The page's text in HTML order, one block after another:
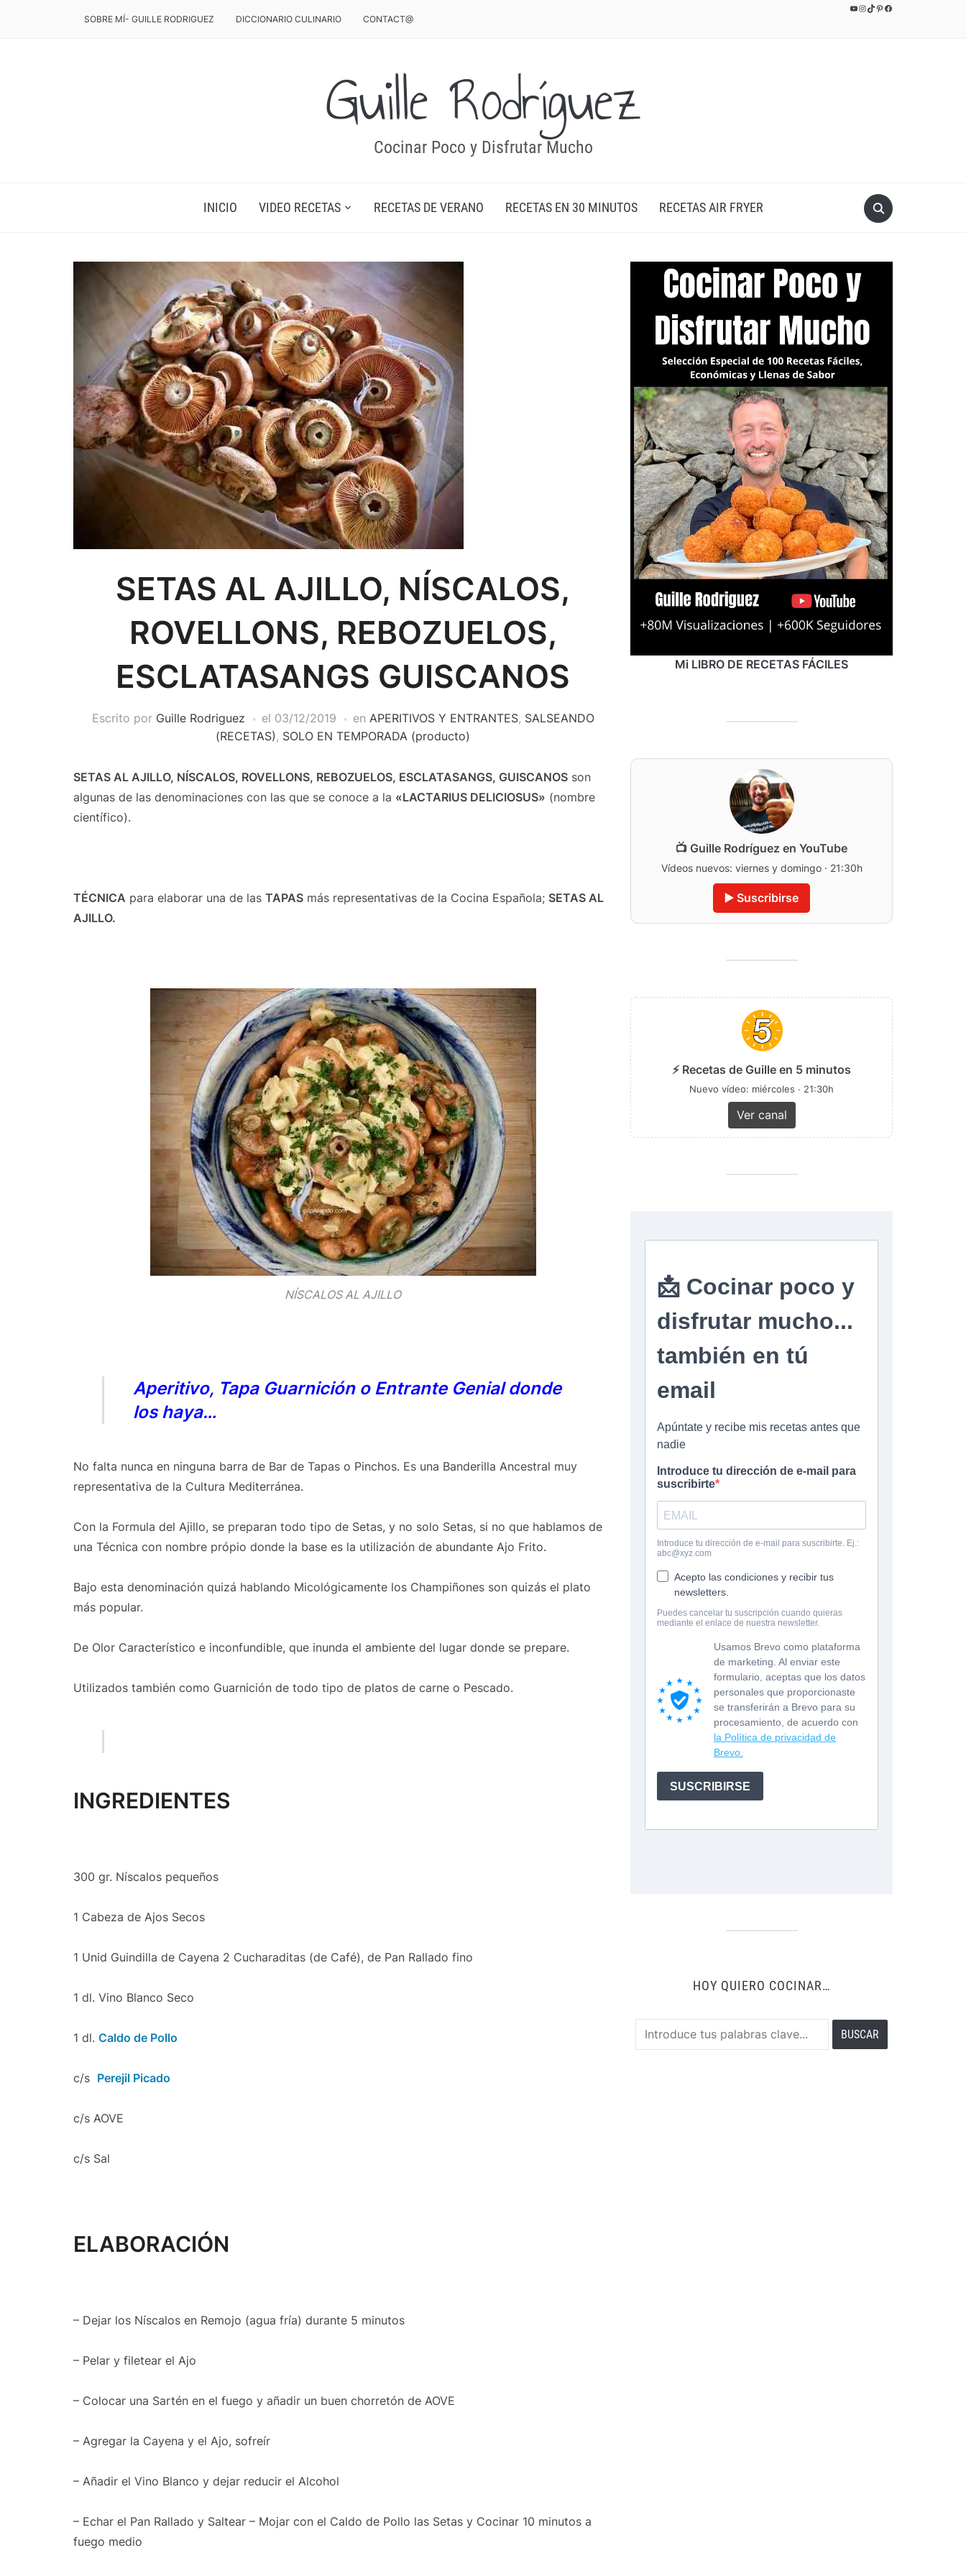
YouTube
Instagram
TikTok
Pinterest
Facebook
SOBRE MÍ- GUILLE RODRIGUEZ DICCIONARIO CULINARIO CONTACT@
Guille Rodríguez
Cocinar Poco y Disfrutar Mucho
INICIO VIDEO RECETAS RECETAS DE VERANO RECETAS EN 30 MINUTOS RECETAS AIR FRYER
SETAS AL AJILLO, NÍSCALOS,
ROVELLONS, REBOZUELOS,
ESCLATASANGS GUISCANOS
Escrito por Guille Rodriguez el 03/12/2019 en APERITIVOS Y ENTRANTES, SALSEANDO
(RECETAS), SOLO EN TEMPORADA (producto)
SETAS AL AJILLO, NÍSCALOS, ROVELLONS, REBOZUELOS, ESCLATASANGS, GUISCANOS son
algunas de las denominaciones con las que se conoce a la «LACTARIUS DELICIOSUS» (nombre
científico).
TÉCNICA para elaborar una de las TAPAS más representativas de la Cocina Española; SETAS AL
AJILLO.
NÍSCALOS AL AJILLO
Aperitivo, Tapa Guarnición o Entrante Genial donde
los haya…
No falta nunca en ninguna barra de Bar de Tapas o Pinchos. Es una Banderilla Ancestral muy
representativa de la Cultura Mediterránea.
Con la Formula del Ajillo, se preparan todo tipo de Setas, y no solo Setas, si no que hablamos de
una Técnica con nombre própio donde la base es la utilización de abundante Ajo Frito.
Bajo esta denominación quizá hablando Micológicamente los Champiñones son quizás el plato
más popular.
De Olor Característico e inconfundible, que inunda el ambiente del lugar donde se prepare.
Utilizados también como Guarnición de todo tipo de platos de carne o Pescado.
INGREDIENTES
300 gr. Níscalos pequeños
1 Cabeza de Ajos Secos
1 Unid Guindilla de Cayena 2 Cucharaditas (de Café), de Pan Rallado fino
1 dl. Vino Blanco Seco
1 dl. Caldo de Pollo
c/s Perejil Picado
c/s AOVE
c/s Sal
ELABORACIÓN
– Dejar los Níscalos en Remojo (agua fría) durante 5 minutos
– Pelar y filetear el Ajo
– Colocar una Sartén en el fuego y añadir un buen chorretón de AOVE
– Agregar la Cayena y el Ajo, sofreír
– Añadir el Vino Blanco y dejar reducir el Alcohol
– Echar el Pan Rallado y Saltear – Mojar con el Caldo de Pollo las Setas y Cocinar 10 minutos a
fuego medio
Mi LIBRO DE RECETAS FÁCILES
📺 Guille Rodríguez en YouTube
Vídeos nuevos: viernes y domingo · 21:30h
▶️ Suscribirse
⚡ Recetas de Guille en 5 minutos
Nuevo vídeo: miércoles · 21:30h
Ver canal
HOY QUIERO COCINAR…